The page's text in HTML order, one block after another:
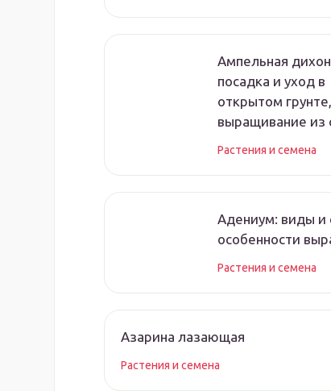
Ампельная
посадка и уход в
открытом
выращивание из
Растения и семена
Адениум: виды и
особенности
Растения и семена
Азарина лазающая
Растения и семена